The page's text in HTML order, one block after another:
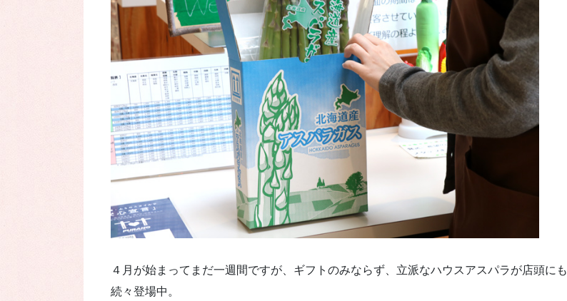
４月が始まってまだ一週間ですが、ギフトのみならず、立派なハウスアスパラが店頭にも
続々登場中。